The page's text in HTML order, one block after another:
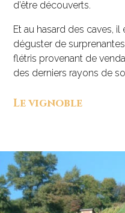
d’être découverts.
Et au hasard des caves,
déguster de
flétris provenant de
des derniers rayons de
Le vignoble